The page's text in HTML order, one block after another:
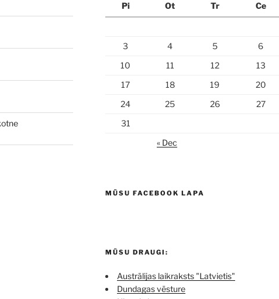
Pi
Ot Tr Ce
3
4 5 6
10
11 12 13
17
18 19 20
24
25 26 27
31
« Dec
MŪSU FACEBOOK LAPA
MŪSU DRAUGI:
Austrālijas laikraksts "Latvietis"
Dundagas vēsture